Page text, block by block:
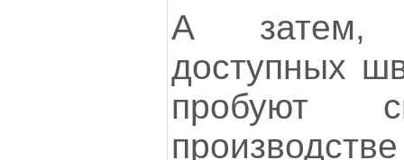
А затем,
доступных
пробуют